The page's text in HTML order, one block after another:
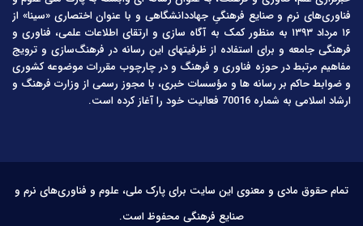
فناوری‌های نرم و صنایع فرهنگیِ جهاددانشگاهی و با عنوان اختصاری «سینا» از
۱۶ مرداد ۱۳۹۳ به منظور کمک به آگاه سازی و ارتقای اطلاعات علمی، فناوری و
فرهنگی جامعه و برای استفاده از ظرفیتهای این رسانه در فرهنگ‌سازی و ترویج
مفاهیم مرتبط در حوزه فناوری و فرهنگ و در چارچوب مقررات موضوعه کشوری
و ضوابط حاکم بر رسانه ها و مؤسسات خبری، با مجوز رسمی از وزارت فرهنگ و
ارشاد اسلامی به شماره 70016 فعالیت خود را آغاز کرده است.
تمام حقوق مادی و معنوی این سایت برای پارک ملی، علوم و فناوری‌های نرم و
صنایع فرهنگی محفوظ است.